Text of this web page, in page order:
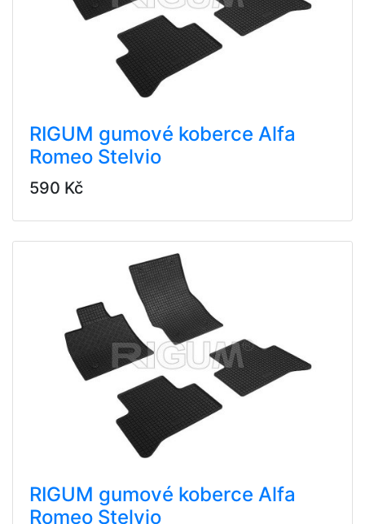
RIGUM gumové koberce Alfa
Romeo Stelvio
590 Kč
RIGUM gumové koberce Alfa
Romeo Stelvio